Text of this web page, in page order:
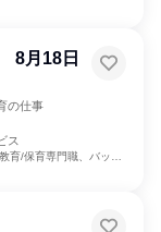
8月18日
の仕事
ス
、バックオフィス・事務・受付